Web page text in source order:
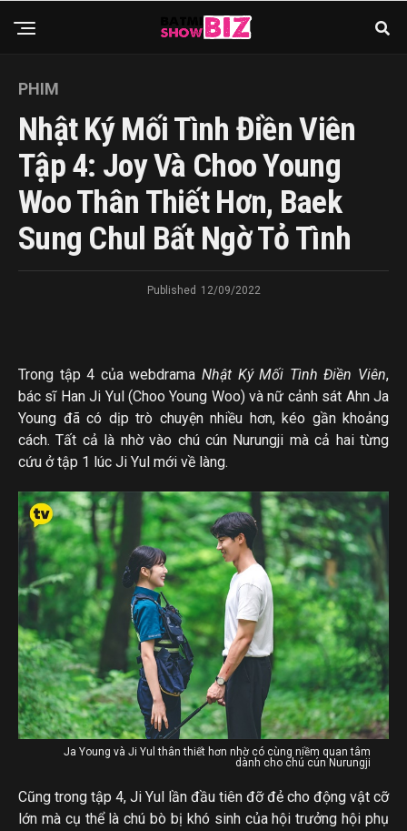
PHIM
Nhật Ký Mối Tình Điền Viên
Tập 4: Joy Và Choo Young
Woo Thân Thiết Hơn, Baek
Sung Chul Bất Ngờ Tỏ Tình
Published 12/09/2022
Trong tập 4 của webdrama Nhật Ký Mối Tình Điền Viên,
bác sĩ Han Ji Yul (Choo Young Woo) và nữ cảnh sát Ahn Ja
Young đã có dịp trò chuyện nhiều hơn, kéo gần khoảng
cách. Tất cả là nhờ vào chú cún Nurungji mà cả hai từng
cứu ở tập 1 lúc Ji Yul mới về làng.
Ja Young và Ji Yul thân thiết hơn nhờ có cùng niềm quan tâm
dành cho chú cún Nurungji
Cũng trong tập 4, Ji Yul lần đầu tiên đỡ đẻ cho động vật cỡ
lớn mà cụ thể là chú bò bị khó sinh của hội trưởng hội phụ